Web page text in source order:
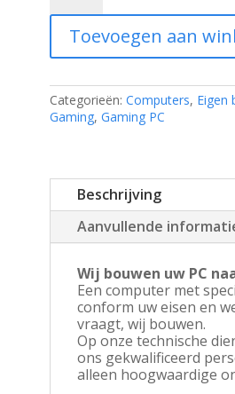
26.04
aantal
Toevoegen aan
Categorieën: Computers, Eigen
Gaming, Gaming PC
Beschrijving
Aanvullende
Wij bouwen uw PC
Een computer met
conform uw eisen en
vraagt, wij bouwen.
Op onze technische
ons gekwalificeerd
alleen hoogwaardige